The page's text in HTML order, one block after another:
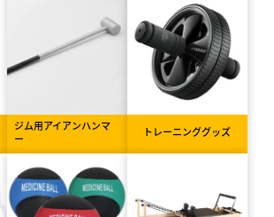
ジム用アイアンハンマ
ー
トレーニンググッズ